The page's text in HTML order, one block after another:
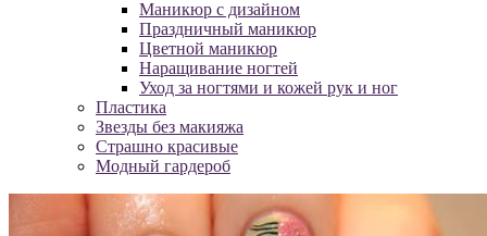
Маникюр с дизайном
Праздничный маникюр
Цветной маникюр
Наращивание ногтей
Уход за ногтями и кожей рук и ног
Пластика
Звезды без макияжа
Страшно красивые
Модный гардероб